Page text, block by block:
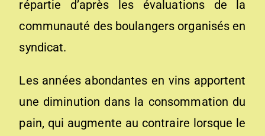
répartie d’après les évaluations de la
communauté des boulangers organisés en
syndicat.
Les années abondantes en vins apportent
une diminution dans la consommation du
pain, qui augmente au contraire lorsque le